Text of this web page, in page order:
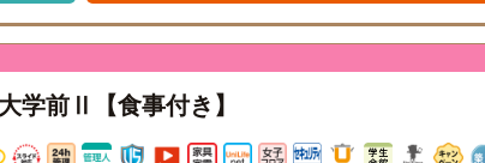
学前Ⅱ【食事付き】